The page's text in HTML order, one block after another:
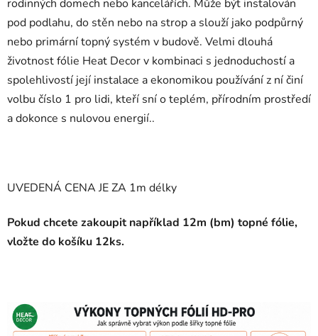
rodinných domech nebo kancelářích. Může být instalován
pod podlahu, do stěn nebo na strop a slouží jako podpůrný
nebo primární topný systém v budově. Velmi dlouhá
životnost fólie Heat Decor v kombinaci s jednoduchostí a
spolehlivostí její instalace a ekonomikou používání z ní činí
volbu číslo 1 pro lidi, kteří sní o teplém, přírodním prostředí
a dokonce s nulovou energií..
UVEDENÁ CENA JE ZA 1m délky
Pokud chcete zakoupit například 12m (bm) topné fólie,
vložte do košíku 12ks.